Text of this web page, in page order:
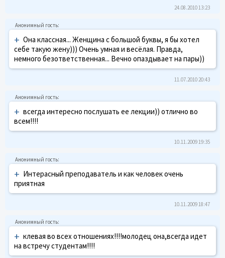
24.08.2010 13:23
+ Она классная... Женщина с большой буквы, я бы хотел
себе такую жену))) Очень умная и весёлая. Правда,
немного безответственная... Вечно опаздывает на пары))
11.07.2010 20:43
+ всегда интересно послушать ее лекции)) отлично во
всем!!!!
10.11.2009 19:35
+ Интерасный преподаватель и как человек очень
приятная
10.11.2009 18:47
+ клевая во всех отношениях!!!!молодец она,всегда идет
на встречу студентам!!!!